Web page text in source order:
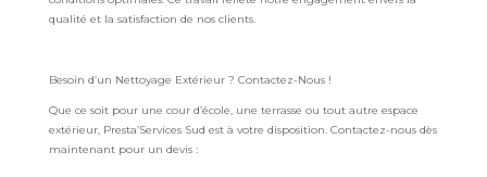
qualité et la satisfaction de nos clients.
Besoin d’un Nettoyage Extérieur ? Contactez-Nous !
Que ce soit pour une cour d’école, une terrasse ou tout autre espace
extérieur, Presta’Services Sud est à votre disposition. Contactez-nous dès
maintenant pour un devis :